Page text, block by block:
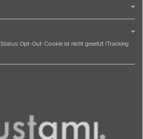
Status: Opt-Out-Cookie ist nicht gesetzt (Tracking